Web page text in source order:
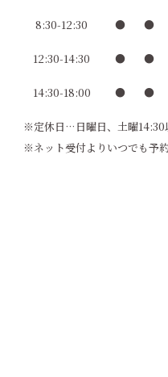
8:30-12:30 ● ●
12:30-14:30 ● ●
14:30-18:00 ● ●
※定休日…日曜日、土曜14:30
※ネット受付よりいつでも予